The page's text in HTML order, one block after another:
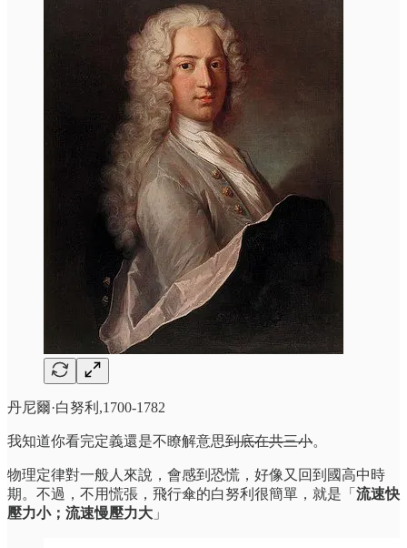
丹尼爾·白努利,1700-1782
我知道你看完定義還是不瞭解意思到底在共三小。
物理定律對一般人來說，會感到恐慌，好像又回到國高中時
期。不過，不用慌張，飛行傘的白努利很簡單，就是「 流速快
壓力小；流速慢壓力大 」